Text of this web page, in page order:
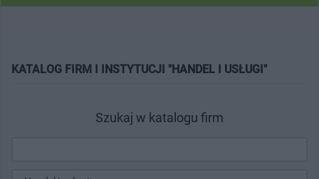
KATALOG FIRM I INSTYTUCJI "HANDEL I USŁUGI"
Szukaj w katalogu firm